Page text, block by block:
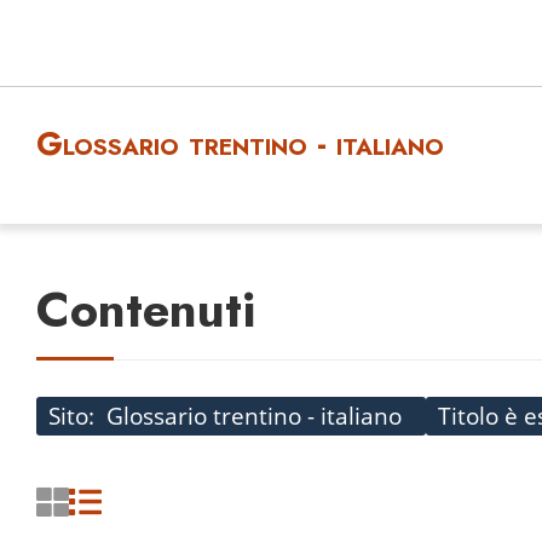
Glossario trentino - italiano
Contenuti
Sito Glossario trentino - italiano Titolo è